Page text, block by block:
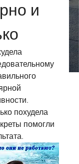
и
похудела
помогли